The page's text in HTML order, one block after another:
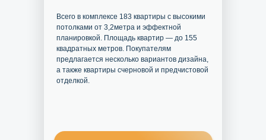
Всего в комплексе 183 квартиры с высокими
потолками от 3,2метра и эффектной
планировкой. Площадь квартир — до 155
квадратных метров. Покупателям
предлагается несколько вариантов дизайна,
а также квартиры счерновой и предчистовой
отделкой.